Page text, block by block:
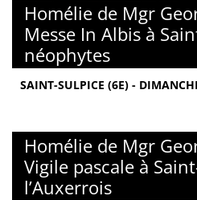
Homélie de Mgr
Messe In Albis à
néophytes
SAINT-SULPICE (6E) -
Homélie de Mgr
Vigile pascale à
l’Auxerrois